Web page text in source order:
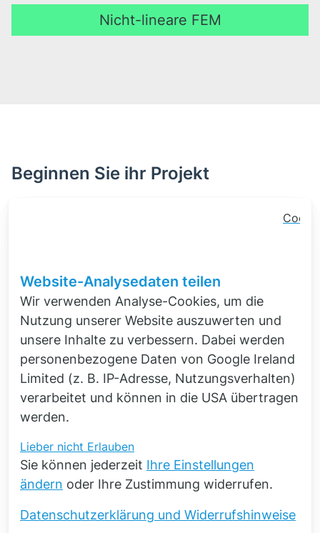
Nicht-lineare FEM
Beginnen Sie ihr Projekt
verschiedenen Unterseiten zugeordnet werden.
Leistungen!
Tobias Clauß
Kontakt aufnehmen
Website-Analysedaten teilen
Wir verwenden Analyse-Cookies, um die
Nutzung unserer Website auszuwerten und
unsere Inhalte zu verbessern. Dabei werden
personenbezogene Daten von Google Ireland
Limited (z. B. IP-Adresse, Nutzungsverhalten)
verarbeitet und können in die USA übertragen
werden.
Lieber nicht Erlauben
Sie können jederzeit Ihre Einstellungen
ändern oder Ihre Zustimmung widerrufen.
Datenschutzerklärung und Widerrufshinweise